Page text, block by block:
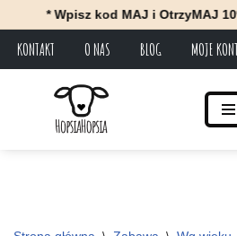
* Wpisz kod MAJ i OtrzyMAJ 10%
KONTAKT O NAS BLOG MOJE